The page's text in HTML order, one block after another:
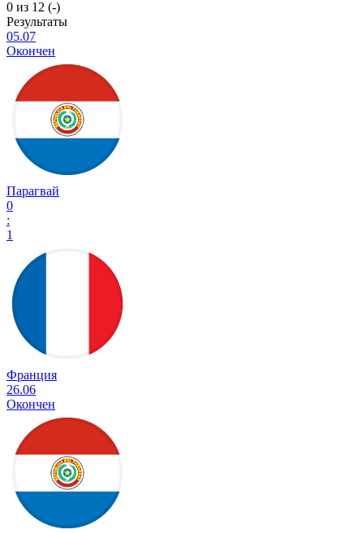
0 из 12 (-)
Результаты
05.07
Окончен
Парагвай
0
:
1
Франция
26.06
Окончен